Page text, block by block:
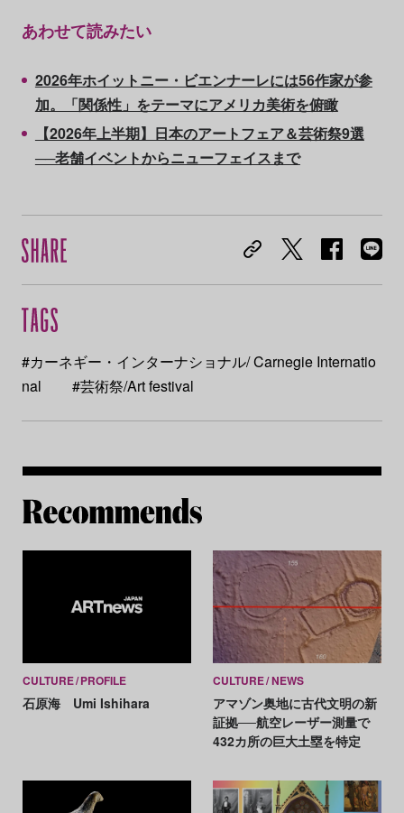
あわせて読みたい
2026年ホイットニー・ビエンナーレには56作家が参
加。「関係性」をテーマにアメリカ美術を俯瞰
【2026年上半期】日本のアートフェア＆芸術祭9選
──老舗イベントからニューフェイスまで
#カーネギー・インターナショナル/ Carnegie Internatio
nal
#芸術祭/Art festival
CULTURE PROFILE
石原海 Umi Ishihara
CULTURE NEWS
アマゾン奥地に古代文明の新
証拠──航空レーザー測量で
432カ所の巨大土塁を特定